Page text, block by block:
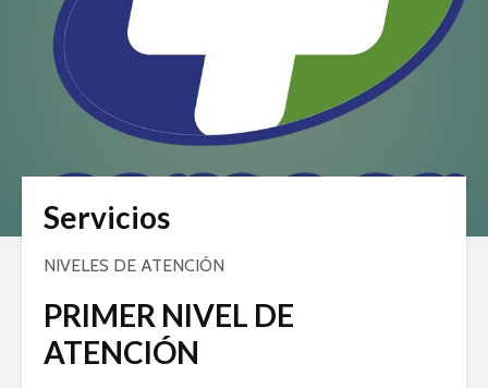
Servicios
NIVELES DE ATENCIÓN
PRIMER NIVEL DE
ATENCIÓN